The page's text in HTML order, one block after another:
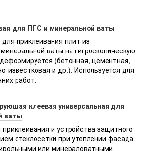
для ППС и минеральной ваты
приклеивания плит из
ваты на гигроскопическую
(бетонная, цементная,
известковая и др.). Используется для
работ.
клеевая универсальная для
ваты
и устройства защитного
стеклосетки при утеплении фасада
или минераловатными